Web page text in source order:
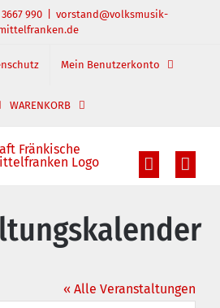
990
vorstand@volksmusik-
Mein Benutzerkonto
WARENKORB
« Alle Veranstaltungen